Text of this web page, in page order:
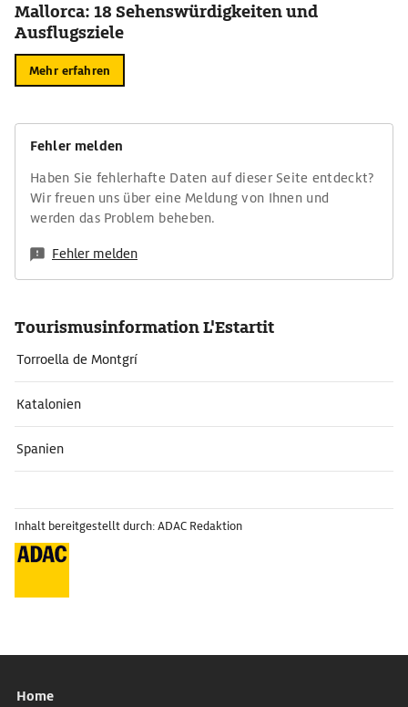
Mallorca: 18 Sehenswürdigkeiten und
Ausflugsziele
Mehr erfahren
Fehler melden
Haben Sie fehlerhafte Daten auf dieser Seite entdeckt?
Wir freuen uns über eine Meldung von Ihnen und
werden das Problem beheben.
Fehler melden
Tourismusinformation L'Estartit
Torroella de Montgrí
Katalonien
Spanien
Inhalt bereitgestellt durch: ADAC Redaktion
Home